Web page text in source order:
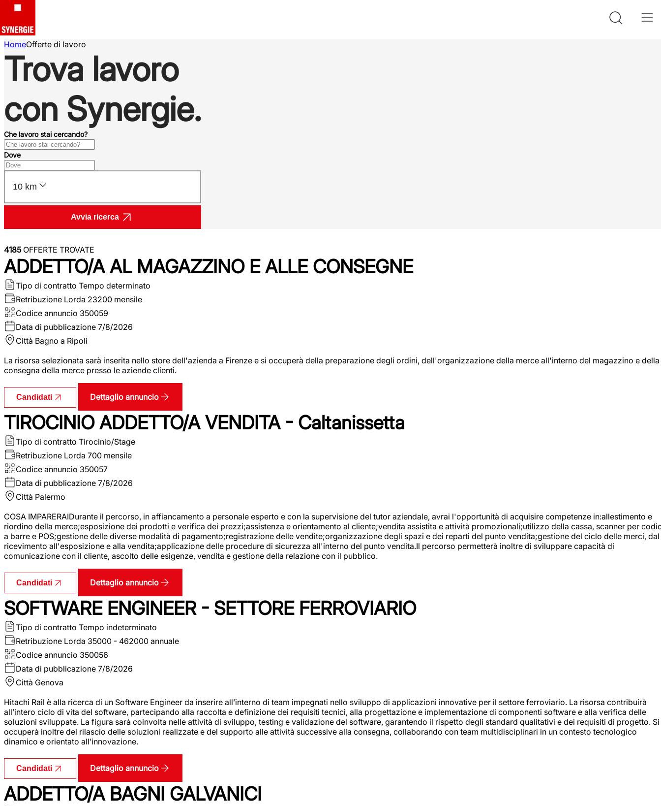
HomeOfferte di lavoro
Trova lavoro
con Synergie.
Che lavoro stai cercando?
Dove
10 km
Avvia ricerca
4185OFFERTE TROVATE
ADDETTO/A AL MAGAZZINO E ALLE CONSEGNE
Tipo di contratto Tempo determinato
Retribuzione Lorda 23200 mensile
Codice annuncio 350059
Data di pubblicazione 7/8/2026
Città Bagno a Ripoli
La risorsa selezionata sarà inserita nello store dell'azienda a Firenze e si occuperà della preparazione degli ordini, dell'organizzazione della merce all'interno del magazzino e della
consegna della merce presso le aziende clienti.
Candidati Dettaglio annuncio
TIROCINIO ADDETTO/A VENDITA - Caltanissetta
Tipo di contratto Tirocinio/Stage
Retribuzione Lorda 700 mensile
Codice annuncio 350057
Data di pubblicazione 7/8/2026
Città Palermo
COSA IMPARERAIDurante il percorso, in affiancamento a personale esperto e con la supervisione del tutor aziendale, avrai l'opportunità di acquisire competenze in:allestimento e
riordino della merce;esposizione dei prodotti e verifica dei prezzi;assistenza e orientamento al cliente;vendita assistita e attività promozionali;utilizzo della cassa, scanner per
a barre e POS;gestione delle diverse modalità di pagamento;registrazione delle vendite;organizzazione degli spazi e dei reparti del punto vendita;gestione del ciclo delle merci, dal
ricevimento all'esposizione e alla vendita;applicazione delle procedure di sicurezza all'interno del punto vendita.Il percorso permetterà inoltre di sviluppare capacità di
comunicazione con il cliente, ascolto delle esigenze, vendita e gestione della relazione con il pubblico.
Candidati Dettaglio annuncio
SOFTWARE ENGINEER - SETTORE FERROVIARIO
Tipo di contratto Tempo indeterminato
Retribuzione Lorda 35000 - 462000 annuale
Codice annuncio 350056
Data di pubblicazione 7/8/2026
Città Genova
Hitachi Rail è alla ricerca di un Software Engineer da inserire all’interno di team impegnati nello sviluppo di applicazioni innovative per il settore ferroviario. La risorsa contribuirà
all’intero ciclo di vita del software, partecipando alla raccolta e definizione dei requisiti tecnici, alla progettazione e implementazione di componenti software e alla verifica delle
soluzioni sviluppate. La figura sarà coinvolta nelle attività di sviluppo, testing e validazione del software, garantendo il rispetto degli standard qualitativi e dei requisiti di progetto. Si
occuperà inoltre del rilascio delle soluzioni realizzate e del supporto alle attività successive alla consegna, collaborando con team multidisciplinari in un contesto tecnologico
dinamico e orientato all’innovazione.
Candidati Dettaglio annuncio
ADDETTO/A BAGNI GALVANICI